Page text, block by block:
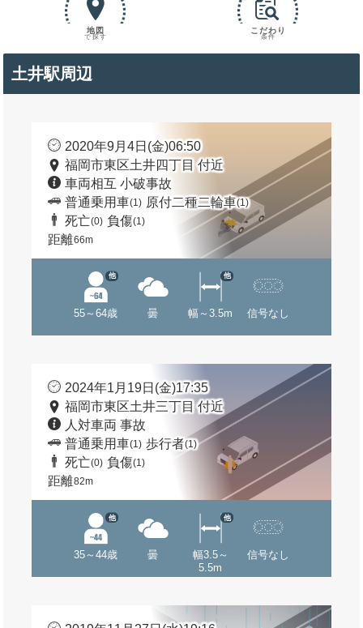
地図
で探す
こだわり
条件
土井駅周辺
2020年9月4日(金)06:50
福岡市東区土井四丁目 付近
車両相互 小破事故
普通乗用車(1) 原付二種二輪車(1)
死亡(0) 負傷(1)
距離66m
55～64歳
他
曇 幅～3.5m
他
信号なし
2024年1月19日(金)17:35
福岡市東区土井三丁目 付近
人対車両 事故
普通乗用車(1) 歩行者(1)
死亡(0) 負傷(1)
距離82m
35～44歳
他
曇
幅3.5～
5.5m
他
信号なし